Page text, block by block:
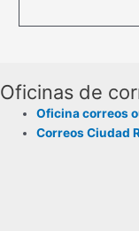
Oficinas de
Oficina correos
Correos Ciudad